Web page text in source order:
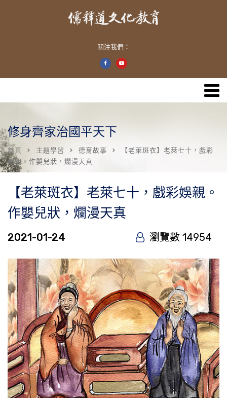
關注我們：
修身齊家治國平天下
首頁 主題學習 德育故事
【老萊斑衣】老萊七十，戲彩
娛親。作嬰兒狀，爛漫天真
【老萊斑衣】老萊七十，戲彩娛親。
作嬰兒狀，爛漫天真
2021-01-24 瀏覽數 14954